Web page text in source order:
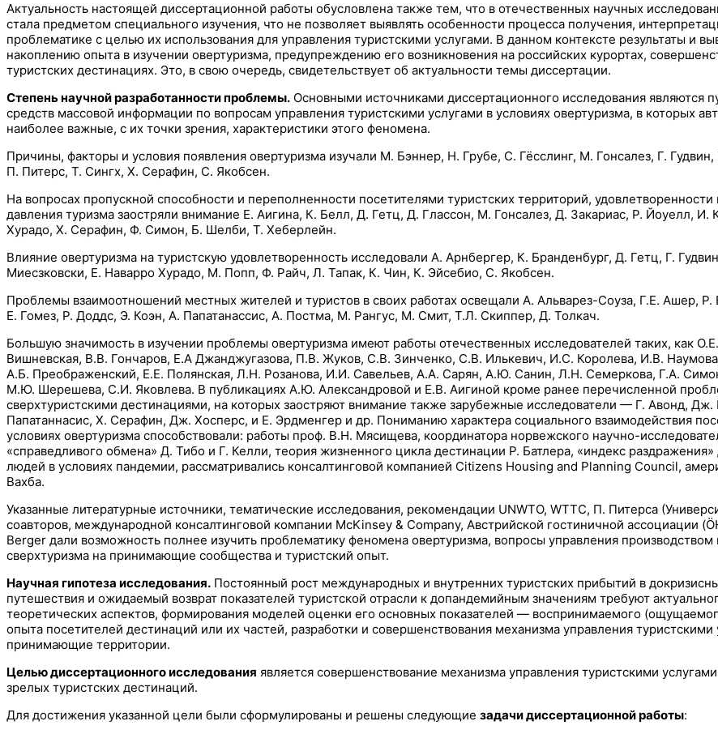
Актуальность настоящей диссертационной работы обусловлена также тем, что в отечественных научных
стала предметом специального изучения, что не позволяет выявлять особенности процесса получения,
проблематике с целью их использования для управления туристскими услугами. В данном контексте результаты и
накоплению опыта в изучении овертуризма, предупреждению его возникновения на российских курортах,
туристских дестинациях. Это, в свою очередь, свидетельствует об актуальности темы диссертации.
Степень научной разработанности проблемы. Основными источниками диссертационного исследования являются
средств массовой информации по вопросам управления туристскими услугами в условиях овертуризма, в которых
наиболее важные, с их точки зрения, характеристики этого феномена.
Причины, факторы и условия появления овертуризма изучали М. Бэннер, Н. Грубе, С. Гёсслинг, М. Гонсалез, Г.
П. Питерс, Т. Сингх, Х. Серафин, С. Якобсен.
На вопросах пропускной способности и переполненности посетителями туристских территорий,
давления туризма заостряли внимание Е. Аигина, К. Белл, Д. Гетц, Д. Глассон, М. Гонсалез, Д. Закариас, Р. Йоуелл,
Хурадо, Х. Серафин, Ф. Симон, Б. Шелби, Т. Хеберлейн.
Влияние овертуризма на туристскую удовлетворенность исследовали А. Арнбергер, К. Бранденбург, Д. Гетц, Г.
Миесзковски, Е. Наварро Хурадо, М. Попп, Ф. Райч, Л. Тапак, К. Чин, К. Эйсебио, С. Якобсен.
Проблемы взаимоотношений местных жителей и туристов в своих работах освещали А. Альварез-Соуза, Г.Е. Ашер,
Е. Гомез, Р. Доддс, Э. Коэн, А. Папатанассис, А. Постма, М. Рангус, М. Смит, Т.Л. Скиппер, Д. Толкач.
Большую значимость в изучении проблемы овертуризма имеют работы отечественных исследователей таких, как
Вишневская, В.В. Гончаров, Е.А Джанджугазова, П.В. Жуков, С.В. Зинченко, С.В. Илькевич, И.С. Королева, И.В.
А.Б. Преображенский, Е.Е. Полянская, Л.Н. Розанова, И.И. Савельев, А.А. Сарян, А.Ю. Санин, Л.Н. Семеркова, Г.А.
М.Ю. Шерешева, С.И. Яковлева. В публикациях А.Ю. Александровой и Е.В. Аигиной кроме ранее перечисленной
сверхтуристскими дестинациями, на которых заостряют внимание также зарубежные исследователи — Г. Авонд,
Папатаннасис, Х. Серафин, Дж. Хосперс, и Е. Эрдменгер и др. Пониманию характера социального взаимодействия
условиях овертуризма способствовали: работы проф. B.Н. Мясищева, координатора норвежского научно-
«справедливого обмена» Д. Тибо и Г. Келли, теория жизненного цикла дестинации Р. Батлера, «индекс
людей в условиях пандемии, рассматривались консалтинговой компанией Citizens Housing and Planning Council,
Вахба.
Указанные литературные источники, тематические исследования, рекомендации UNWTO, WTTC, П. Питерса
соавторов, международной консалтинговой компании McKinsey & Company, Австрийской гостиничной ассоциации
Berger дали возможность полнее изучить проблематику феномена овертуризма, вопросы управления
сверхтуризма на принимающие сообщества и туристский опыт.
Научная гипотеза исследования. Постоянный рост международных и внутренних туристских прибытий в
путешествия и ожидаемый возврат показателей туристской отрасли к допандемийным значениям требуют
теоретических аспектов, формирования моделей оценки его основных показателей — воспринимаемого
опыта посетителей дестинаций или их частей, разработки и совершенствования механизма управления
принимающие территории.
Целью диссертационного исследования является совершенствование механизма управления туристскими
зрелых туристских дестинаций.
Для достижения указанной цели были сформулированы и решены следующие задачи диссертационной работы: